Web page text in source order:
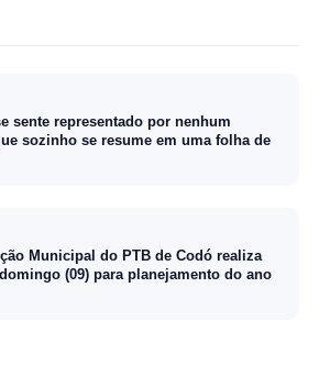
Post
sente representado por nenhum
sozinho se resume em uma folha de
Municipal do PTB de Codó realiza
(09) para planejamento do ano